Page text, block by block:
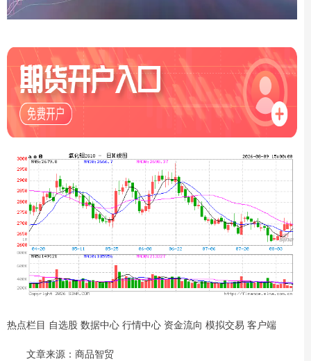
热点栏目 自选股 数据中心 行情中心 资金流向 模拟交易 客户端
文章来源：商品智贸